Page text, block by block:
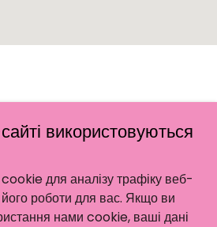
- Усі права захищено.
На платформі
використовуються
для аналізу трафіку веб-
його роботи для вас. Якщо ви
нами cookie, ваші дані